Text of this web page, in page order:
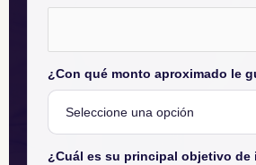
¿Con qué monto aproximado le
¿Cuál es su principal objetivo de